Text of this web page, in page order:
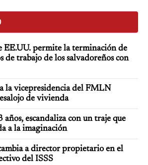
EE.UU. permite la terminación de
de trabajo de los salvadoreños con
la vicepresidencia del FMLN
de vivienda
años, escandaliza con un traje que
a la imaginación
a director propietario en el
del ISSS